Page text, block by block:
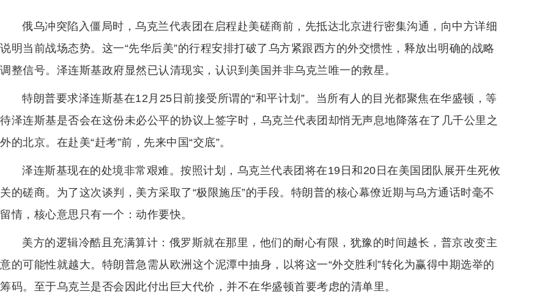
俄乌冲突陷入僵局时，乌克兰代表团在启程赴美磋商前，先抵达北京进行密集沟通，向中方详细
说明当前战场态势。这一“先华后美”的行程安排打破了乌方紧跟西方的外交惯性，释放出明确的战略
调整信号。泽连斯基政府显然已认清现实，认识到美国并非乌克兰唯一的救星。
特朗普要求泽连斯基在12月25日前接受所谓的“和平计划”。当所有人的目光都聚焦在华盛顿，等
待泽连斯基是否会在这份未必公平的协议上签字时，乌克兰代表团却悄无声息地降落在了几千公里之
外的北京。在赴美“赶考”前，先来中国“交底”。
泽连斯基现在的处境非常艰难。按照计划，乌克兰代表团将在19日和20日在美国团队展开生死攸
关的磋商。为了这次谈判，美方采取了“极限施压”的手段。特朗普的核心幕僚近期与乌方通话时毫不
留情，核心意思只有一个：动作要快。
美方的逻辑冷酷且充满算计：俄罗斯就在那里，他们的耐心有限，犹豫的时间越长，普京改变主
意的可能性就越大。特朗普急需从欧洲这个泥潭中抽身，以将这一“外交胜利”转化为赢得中期选举的
筹码。至于乌克兰是否会因此付出巨大代价，并不在华盛顿首要考虑的清单里。